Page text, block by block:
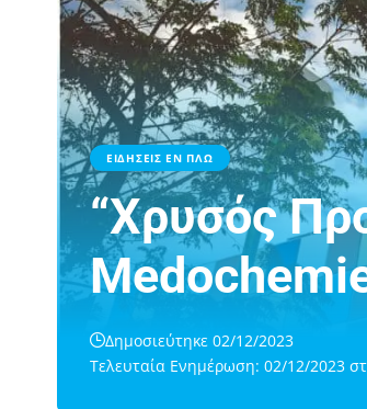
ΕΙΔΗΣΕΙΣ ΕΝ ΠΛΩ
“Χρυσός
Τελευταία Ενημέρωση: 02/12/2023
Δημοσιεύτηκε 02/12/2023